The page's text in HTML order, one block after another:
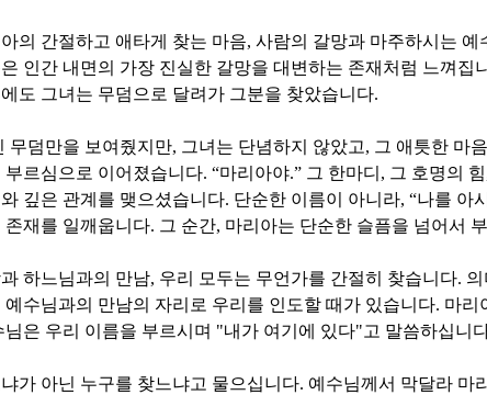
의 간절하고 애타게 찾는 마음, 사람의 갈망과 마주하시는 예
인간 내면의 가장 진실한 갈망을 대변하는 존재처럼 느껴집
도 그녀는 무덤으로 달려가 그분을 찾았습니다.
무덤만을 보여줬지만, 그녀는 단념하지 않았고, 그 애틋한 마
부르심으로 이어졌습니다. “마리아야.” 그 한마디 , 그 호명의 힘
깊은 관계를 맺으셨습니다. 단순한 이름이 아니라, “나를 아
존재를 일깨웁니다. 그 순간, 마리아는 단순한 슬픔을 넘어서
하느님과의 만남, 우리 모두는 무언가를 간절히 찾습니다. 의
예수님과의 만남의 자리로 우리를 인도할 때가 있습니다. 마리
님은 우리 이름을 부르시며 "내가 여기에 있다"고 말씀하십니
가 아닌 누구를 찾느냐고 물으십니다. 예수님께서 막달라 마